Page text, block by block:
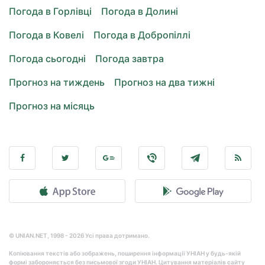
Погода в Горлівці
Погода в Долині
Погода в Ковелі
Погода в Добропіллі
Погода сьогодні
Погода завтра
Прогноз на тиждень
Прогноз на два тижні
Прогноз на місяць
© UNIAN.NET, 1998 - 2026 Усі права дотримано.
Копіювання текстів або зображень, поширення інформації УНІАН у будь-якій
формі забороняється без письмової згоди УНІАН. Цитування матеріалів сайту